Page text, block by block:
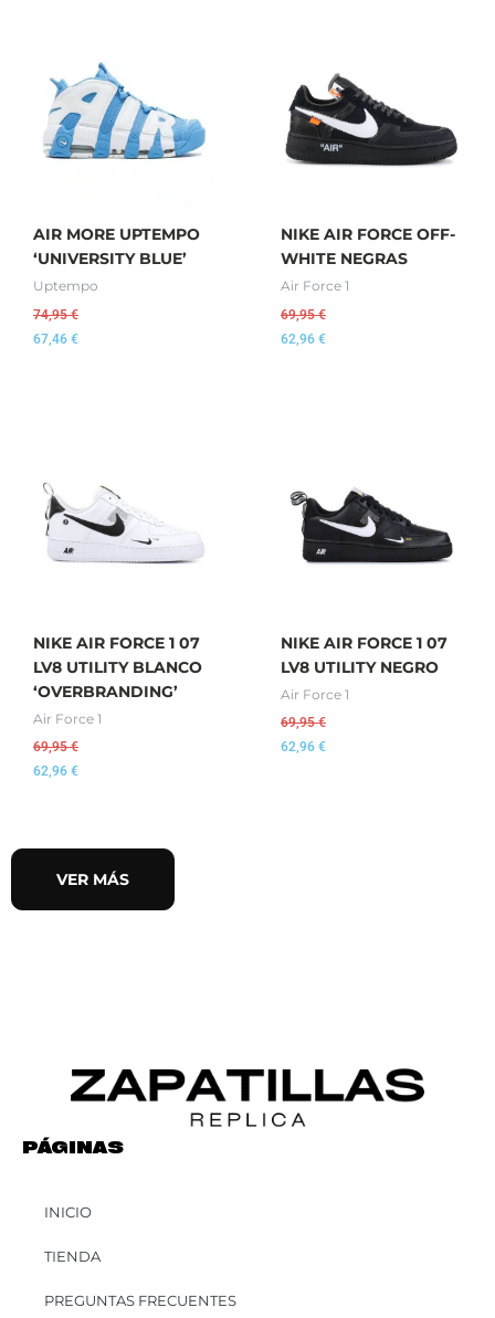
AIR MORE UPTEMPO
‘UNIVERSITY BLUE’
Uptempo
74,95€
67,46 €
NIKE AIR FORCE OFF-
WHITE NEGRAS
Air Force 1
69,95€
62,96 €
NIKE AIR FORCE 1 07
LV8 UTILITY BLANCO
‘OVERBRANDING’
Air Force 1
69,95€
62,96 €
NIKE AIR FORCE 1 07
LV8 UTILITY NEGRO
Air Force 1
69,95€
62,96 €
VER MÁS
PÁGINAS
INICIO
TIENDA
PREGUNTAS FRECUENTES